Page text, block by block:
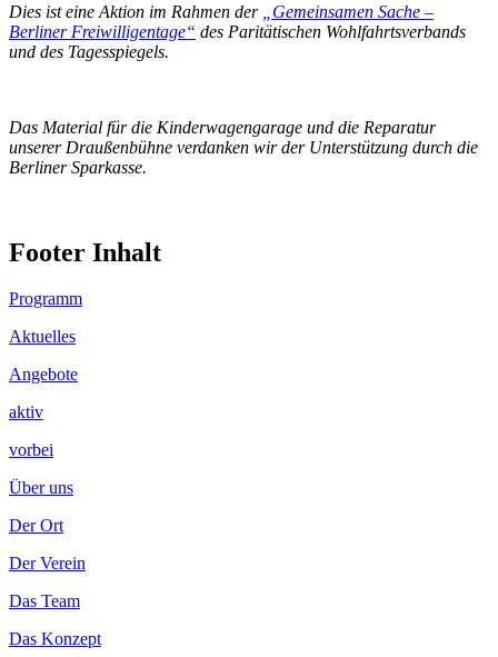
Dies ist eine Aktion im Rahmen der
„Gemeinsamen Sache –
Berliner Freiwilligentage“ des Paritätischen Wohlfahrtsverbands
und des Tagesspiegels.
Das Material für die Kinderwagengarage und die Reparatur
unserer Draußenbühne verdanken wir der Unterstützung durch die
Berliner Sparkasse.
Footer Inhalt
Programm
Aktuelles
Angebote
aktiv
vorbei
Über uns
Der Ort
Der Verein
Das Team
Das Konzept